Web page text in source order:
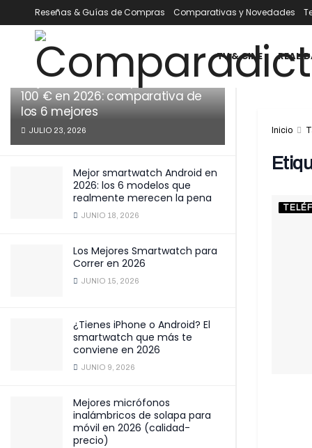
ÚLTIMOS TENDENCIA Filtrar
Mejor smartwatch por menos de
100 € en 2026: comparativa de
los 6 mejores
JULIO 23, 2026
Mejor smartwatch Android en
2026: los 6 modelos que
realmente merecen la pena
JUNIO 18, 2026
Los Mejores Smartwatch para
Correr en 2026
JUNIO 15, 2026
¿Tienes iPhone o Android? El
smartwatch que más te
conviene en 2026
JUNIO 9, 2026
Mejores micrófonos
inalámbricos de solapa para
móvil en 2026 (calidad-
precio)
Reseñas & Guías de Compras Comparativas y Novedades
TV & CINE
Inicio